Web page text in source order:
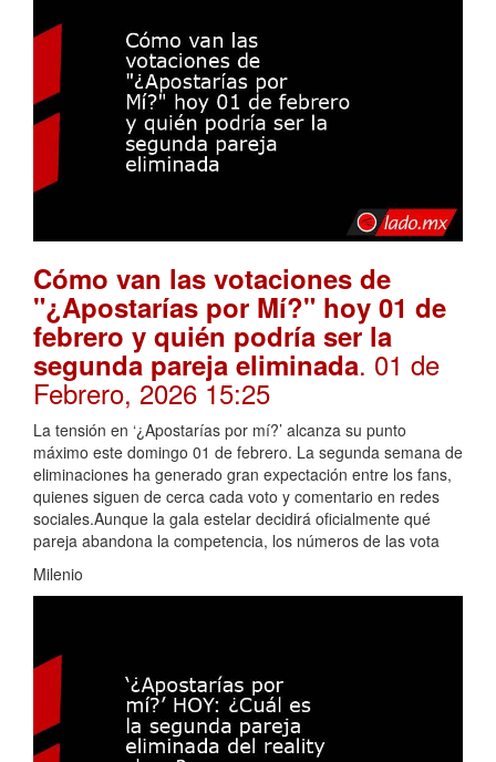
Cómo van las votaciones de
"¿Apostarías por Mí?" hoy 01 de
febrero y quién podría ser la
segunda pareja eliminada. 01 de
Febrero, 2026 15:25
La tensión en ‘¿Apostarías por mí?’ alcanza su punto
máximo este domingo 01 de febrero. La segunda semana de
eliminaciones ha generado gran expectación entre los fans,
quienes siguen de cerca cada voto y comentario en redes
sociales.Aunque la gala estelar decidirá oficialmente qué
pareja abandona la competencia, los números de las vota
Milenio